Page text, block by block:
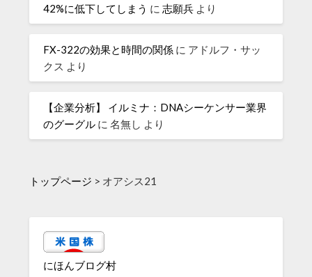
42%に低下してしまう に志願兵 より
FX-322の効果と時間の関係 に アドルフ・サッ
クス より
【企業分析】 イルミナ：DNAシーケンサー業界
のグーグル に名無し より
トップページ > オアシス21
にほんブログ村